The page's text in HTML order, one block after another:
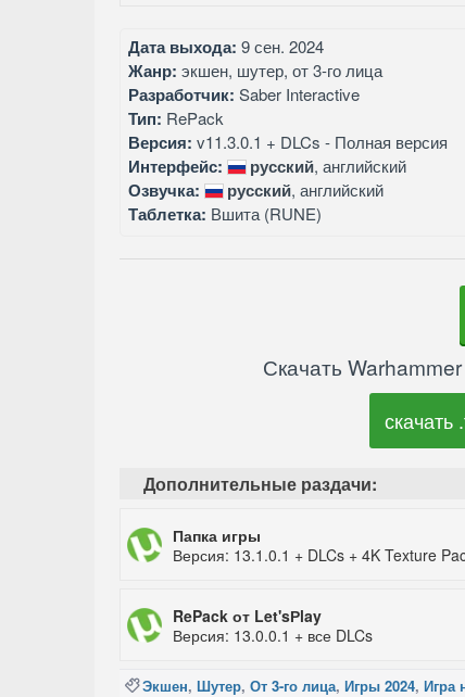
Дата выхода: 9 сен. 2024
Жанр: экшен, шутер, от 3-го лица
Разработчик: Saber Interactive
Тип: RePack
Версия: v11.3.0.1 + DLCs - Полная версия
Интерфейс: русский, английский
Озвучка: русский, английский
Таблетка: Вшита (RUNE)
Скачать
скачать
Дополнительные раздачи:
Папка игры
Версия: 13.1.0.1 + DLCs + 4K Texture
RePack от Let'sРlay
Версия: 13.0.0.1 + все DLCs
Экшен, Шутер, От 3-го лица, Игры 2024, Игра